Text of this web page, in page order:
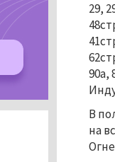
29,
90а,
В
на